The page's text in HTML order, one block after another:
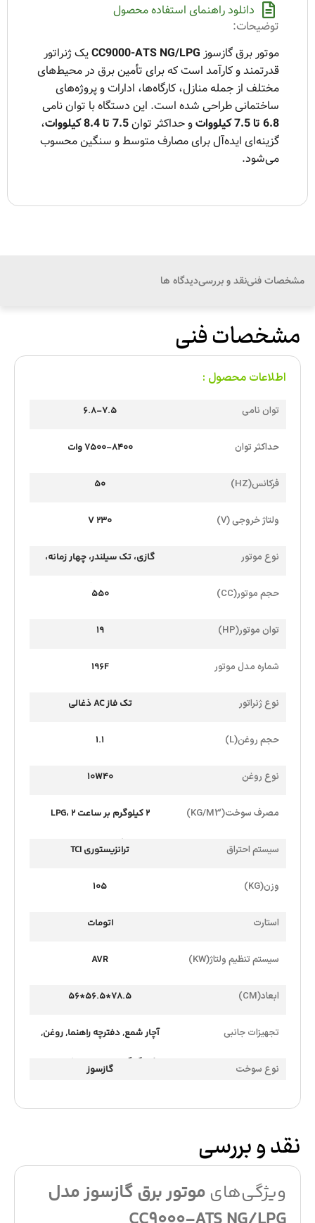
دانلود راهنمای استفاده محصول
توضیحات:
موتور برق گازسوز CC9000-ATS NG/LPGیک ژنراتور
قدرتمند و کارآمد است که برای تأمین برق در محیط‌های
مختلف از جمله منازل، کارگاه‌ها، ادارات و پروژه‌های
ساختمانی طراحی شده است. این دستگاه با توان نامی
6.8 تا 7.5 کیلووات
و حداکثر توان7.5 تا 8.4 کیلووات
،
گزینه‌ای ایده‌آل برای مصارف متوسط و سنگین محسوب
می‌شود.
مشخصات فنینقد و بررسیدیدگاه ها
مشخصات فنی
اطلاعات محصول :
توان نامی 6.8-7.5
حداکثر توان 7500-8400 وات
فرکانس(HZ) 50
ولتاژ خروجی (V) 230 V
نوع موتور گازی، تک سیلندر، چهار زمانه،
هواخنک حجم موتور(CC) 550
توان موتور(HP) 19
شماره مدل موتور 196F
نوع ژنراتور تک فاز AC ذغالی
حجم روغن(L) 1.1
نوع روغن 10W40
مصرف سوخت(KG/M3) 2 کیلوگرم بر ساعت LPG، 2
متبرمکعب بر ساعت NG سیستم احتراق ترانزیستوری TCI
وزن(KG) 105
استارت اتومات
سیستم تنظیم ولتاژ(KW) AVR
ابعاد(CM) 78.5*56.5*56
تجهیزات جانبی آچار شمع,دفترچه راهنما,روغن,
شلنگ گاز قیف روغن کابل DC نوع سوخت گازسوز
نقد و بررسی
ویژگی‌های موتور برق گازسوز مدل